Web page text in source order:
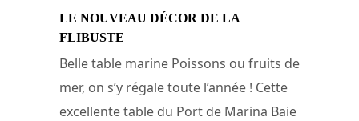
LE NOUVEAU DÉCOR DE LA
FLIBUSTE
Belle table marine Poissons ou fruits de
mer, on s’y régale toute l’année ! Cette
excellente table du Port de Marina Baie